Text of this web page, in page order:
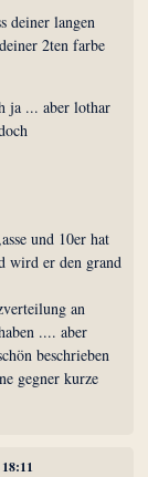
deiner langen
2ten farbe
ja ... aber lothar
und 10er hat
wird er den grand
an
.... aber
beschrieben
gegner kurze